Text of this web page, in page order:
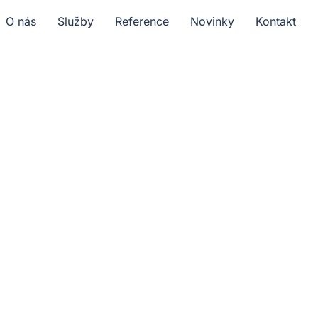
O nás Služby Reference Novinky Kontakt